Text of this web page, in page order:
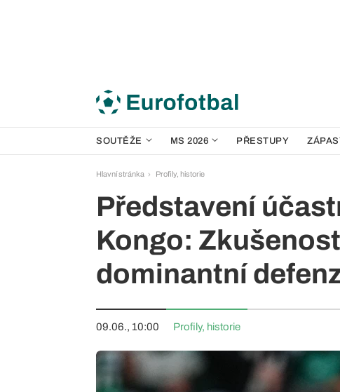
SOUTĚŽE MS 2026 PŘESTUPY
Hlavní stránka Profily, historie
Představení
Kongo:
dominantní
09.06., 10:00 Profily, historie